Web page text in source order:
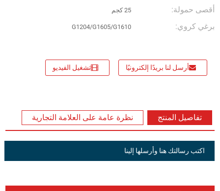
أقصى حمولة: 25 كجم
برغي كروي: G1204/G1605/G1610
أرسل لنا بريدًا إلكترونيًا تشغيل الفيديو
تفاصيل المنتج نظرة عامة على العلامة التجارية
اكتب رسالتك هنا وأرسلها إلينا